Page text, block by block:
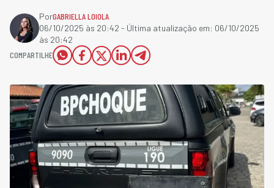
PorGABRIELLA LOIOLA
06/10/2025 às 20:42 - Última atualização em: 06/10/2025
às 20:42
COMPARTILHE